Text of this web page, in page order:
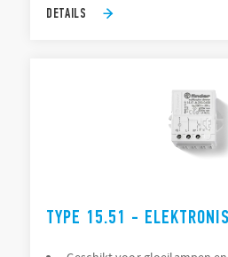
DETAILS
TYPE 15.51 -